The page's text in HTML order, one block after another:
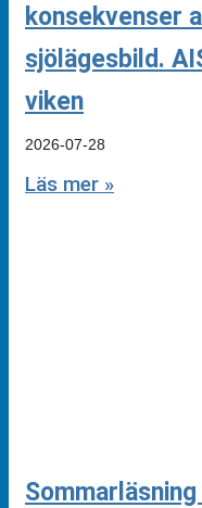
konsekvenser
sjölägesbild.
viken
2026-07-28
Läs mer »